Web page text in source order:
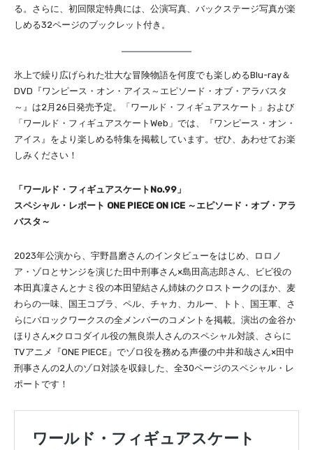
る。さらに、初回限定特典には、公演写真、バックステージ写真が楽
しめる32ページのブックレット付き。
氷上で繰り広げられた壮大な冒険物語を何度でも楽しめるBlu-ray＆
DVD『ワンピース・オン・アイス～エピソード・オブ・アラバスタ
～』は2月26日発売予定。「ワールド・フィギュアスケート」および
「ワールド・フィギュアスケートWeb」では、『ワンピース・オン・
アイス』をより楽しめる特集を掲載しています。ぜひ、あわせてお楽
しみください！
「ワールド・フィギュアスケートNo.99」
スペシャル・レポート ONE PIECE ON ICE ～エピソード・オブ・アラ
バスタ～
2023年公演から、宇野昌磨さんのインタビューをはじめ、ロロノ
ア・ゾロとサンジを演じた田中刑事さん×島田高志郎さん、ビビ役の
本田真凜さんとナミ役の本田望結さん姉妹のクロストークのほか、麦
わらの一味、国王コブラ、ペル、チャカ、カルー、トト、国王軍、さ
らにバロックワークスの全メンバーのコメントを掲載。演出の金谷か
ほりさん×クロコダイル役の無良崇人さんのスペシャル対談、さらに
TVアニメ『ONE PIECE』でゾロ役を務める声優の中井和哉さん×田中
刑事さんの2人のゾロ対談を収録した、全30ページのスペシャル・レ
ポートです！